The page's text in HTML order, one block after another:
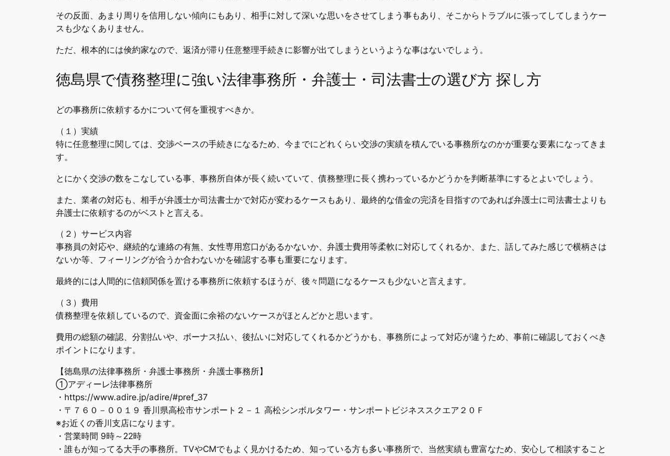
その反面、あまり周りを信用しない傾向にもあり、相手に対して深いな思いをさせてしまう事もあり、そこからトラブルに張ってしてしまうケー
スも少なくありません。
ただ、根本的には倹約家なので、返済が滞り任意整理手続きに影響が出てしまうというような事はないでしょう。
徳島県で債務整理に強い法律事務所・弁護士・司法書士の選び方 探し方
どの事務所に依頼するかについて何を重視すべきか。
（１）実績
特に任意整理に関しては、交渉ベースの手続きになるため、今までにどれくらい交渉の実績を積んでいる事務所なのかが重要な要素になってきま
す。
とにかく交渉の数をこなしている事、事務所自体が長く続いていて、債務整理に長く携わっているかどうかを判断基準にするとよいでしょう。
また、業者の対応も、相手が弁護士か司法書士かで対応が変わるケースもあり、最終的な借金の完済を目指すのであれば弁護士に司法書士よりも
弁護士に依頼するのがベストと言える。
（２）サービス内容
事務員の対応や、継続的な連絡の有無、女性専用窓口があるかないか、弁護士費用等柔軟に対応してくれるか、また、話してみた感じで横柄さは
ないか等、フィーリングが合うか合わないかを確認する事も重要になります。
最終的には人間的に信頼関係を置ける事務所に依頼するほうが、後々問題になるケースも少ないと言えます。
（３）費用
債務整理を依頼しているので、資金面に余裕のないケースがほとんどかと思います。
費用の総額の確認、分割払いや、ボーナス払い、後払いに対応してくれるかどうかも、事務所によって対応が違うため、事前に確認しておくべき
ポイントになります。
【徳島県の法律事務所・弁護士事務所・弁護士事務所】
①アディーレ法律事務所
・https://www.adire.jp/adire/#pref_37
・〒７６０－００１９ 香川県高松市サンポート２－１ 高松シンボルタワー・サンポートビジネススクエア２０Ｆ
※お近くの香川支店になります。
・営業時間 9時～22時
・誰もが知ってる大手の事務所。TVやCMでもよく見かけるため、知っている方も多い事務所で、当然実績も豊富なため、安心して相談すること